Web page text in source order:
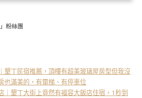
粉絲團
墾丁民宿推薦，頂樓有超美玻璃屋房型但我沒
也滿美的，有電梯、有停車位
｜墾丁大街上竟然有福容大飯店住宿，1秒到